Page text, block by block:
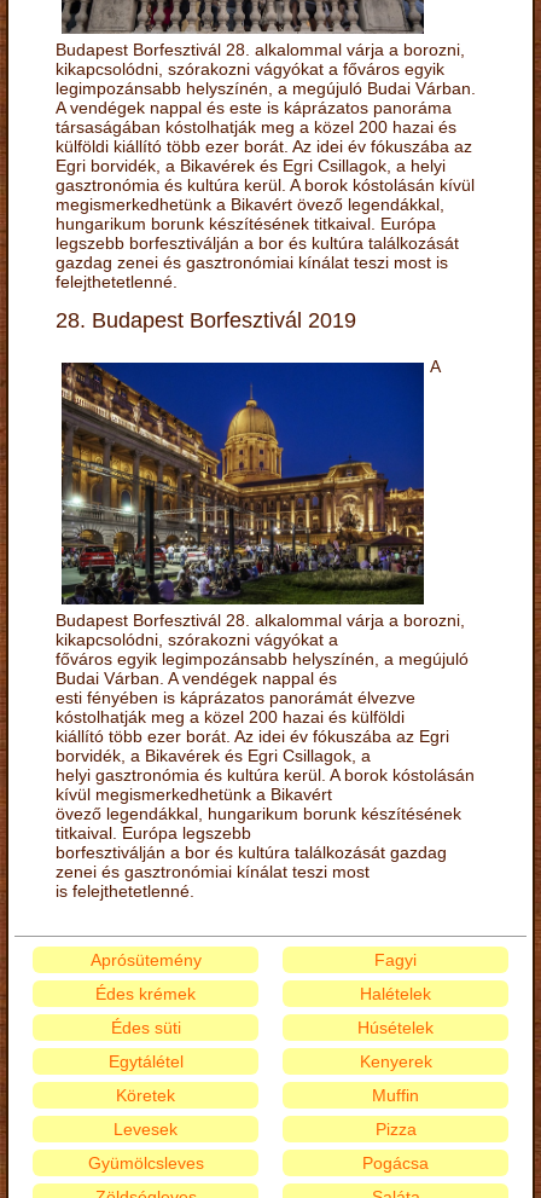
Budapest Borfesztivál 28. alkalommal várja a borozni,
kikapcsolódni, szórakozni vágyókat a főváros egyik
legimpozánsabb helyszínén, a megújuló Budai Várban.
A vendégek nappal és este is káprázatos panoráma
társaságában kóstolhatják meg a közel 200 hazai és
külföldi kiállító több ezer borát. Az idei év fókuszába az
Egri borvidék, a Bikavérek és Egri Csillagok, a helyi
gasztronómia és kultúra kerül. A borok kóstolásán kívül
megismerkedhetünk a Bikavért övező legendákkal,
hungarikum borunk készítésének titkaival. Európa
legszebb borfesztiválján a bor és kultúra találkozását
gazdag zenei és gasztronómiai kínálat teszi most is
felejthetetlenné.
28. Budapest Borfesztivál 2019
A
Budapest Borfesztivál 28. alkalommal várja a borozni,
kikapcsolódni, szórakozni vágyókat a
főváros egyik legimpozánsabb helyszínén, a megújuló
Budai Várban. A vendégek nappal és
esti fényében is káprázatos panorámát élvezve
kóstolhatják meg a közel 200 hazai és külföldi
kiállító több ezer borát. Az idei év fókuszába az Egri
borvidék, a Bikavérek és Egri Csillagok, a
helyi gasztronómia és kultúra kerül. A borok kóstolásán
kívül megismerkedhetünk a Bikavért
övező legendákkal, hungarikum borunk készítésének
titkaival. Európa legszebb
borfesztiválján a bor és kultúra találkozását gazdag
zenei és gasztronómiai kínálat teszi most
is felejthetetlenné.
Aprósütemény
Édes krémek
Édes süti
Egytálétel
Fagyi
Halételek
Húsételek
Kenyerek
Köretek
Levesek
Gyümölcsleves
Muffin
Pizza
Pogácsa